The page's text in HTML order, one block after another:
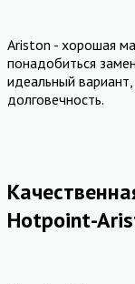
Ariston - хорошая
понадобиться
идеальный
долговечность.
Hotpoint-